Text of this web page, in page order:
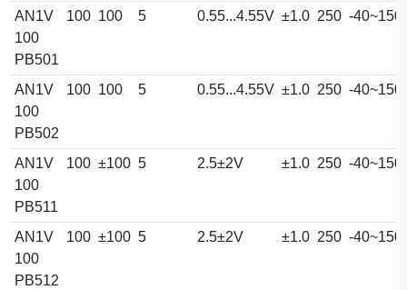
AN1V
100
PB501
100 100 5 0.55...4.55V ±1.0 250 -40~150
AN1V
100
PB502
100 100 5 0.55...4.55V ±1.0 250 -40~150
AN1V
100
PB511
100 ±100 5 2.5±2V ±1.0 250 -40~150
AN1V
100
PB512
100 ±100 5 2.5±2V ±1.0 250 -40~150